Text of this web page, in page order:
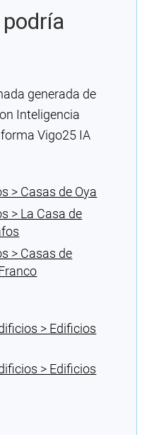
generada de
Inteligencia
Vigo25 IA
> Casas de Oya
> La Casa de
> Casas de
> Edificios
> Edificios